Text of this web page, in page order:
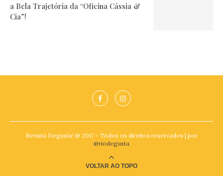
a Bela Trajetória da “Oficina Cássia &
Cia”!
Revista Degusta! @ 2017 - Todos os direitos reservados | por
@riodegusta
VOLTAR AO TOPO